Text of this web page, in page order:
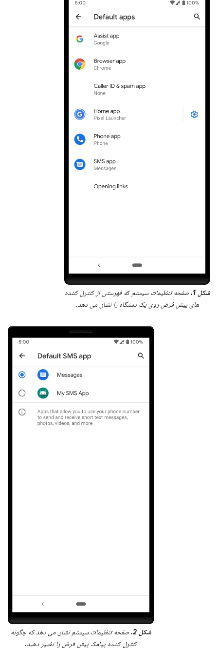
شکل 1.
صفحه تنظیمات سیستم که فهرستی از کنترل کننده
های پیش فرض روی یک دستگاه را نشان می دهد.
شکل 2.
صفحه تنظیمات سیستم نشان می دهد که چگونه
کنترل کننده پیامک پیش فرض را تغییر دهید.